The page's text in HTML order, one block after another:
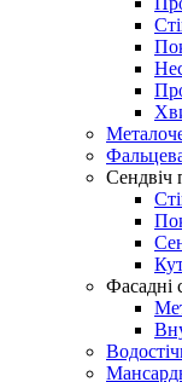
Сендвіч
Фасадні